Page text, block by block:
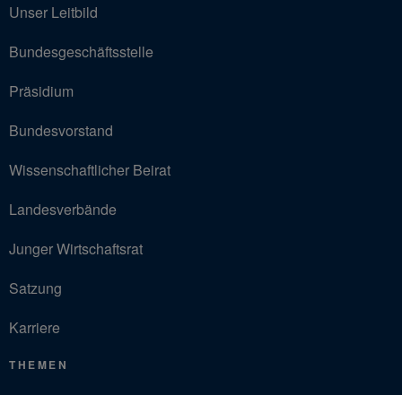
Unser Leitbild
Bundesgeschäftsstelle
Präsidium
Bundesvorstand
Wissenschaftlicher Beirat
Landesverbände
Junger Wirtschaftsrat
Satzung
Karriere
THEMEN